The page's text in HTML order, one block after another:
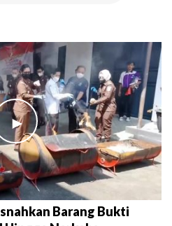
►
Barang Bukti